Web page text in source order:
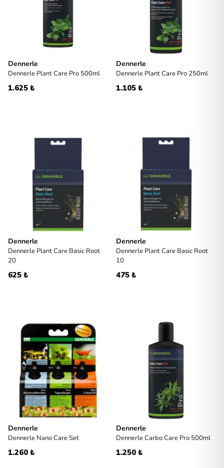
Dennerle
Dennerle Plant Care Pro 500ml
1.625 ₺
Dennerle
Dennerle Plant Care Pro 250ml
1.105 ₺
Dennerle
Dennerle Plant Care Basic Root
20
625 ₺
Dennerle
Dennerle Plant Care Basic Root
10
475 ₺
Dennerle
Dennerle Nano Care Set
1.260 ₺
Dennerle
Dennerle Carbo Care Pro 500ml
1.250 ₺